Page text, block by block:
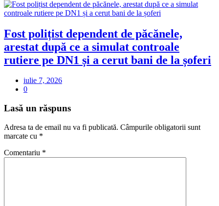
Fost polițist dependent de păcănele,
arestat după ce a simulat controale
rutiere pe DN1 și a cerut bani de la șoferi
iulie 7, 2026
0
Lasă un răspuns
Adresa ta de email nu va fi publicată. Câmpurile obligatorii sunt
marcate cu *
Comentariu *